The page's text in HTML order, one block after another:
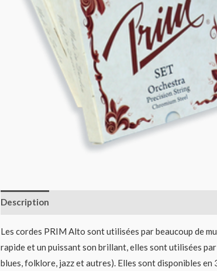
Description
Les cordes PRIM Alto sont utilisées par beaucoup de
rapide et un puissant son brillant, elles sont utilisées
blues, folklore, jazz et autres). Elles sont disponibles en